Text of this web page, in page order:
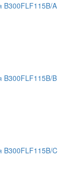
B300FLF115B/A
B300FLF115B/B
B300FLF115B/C